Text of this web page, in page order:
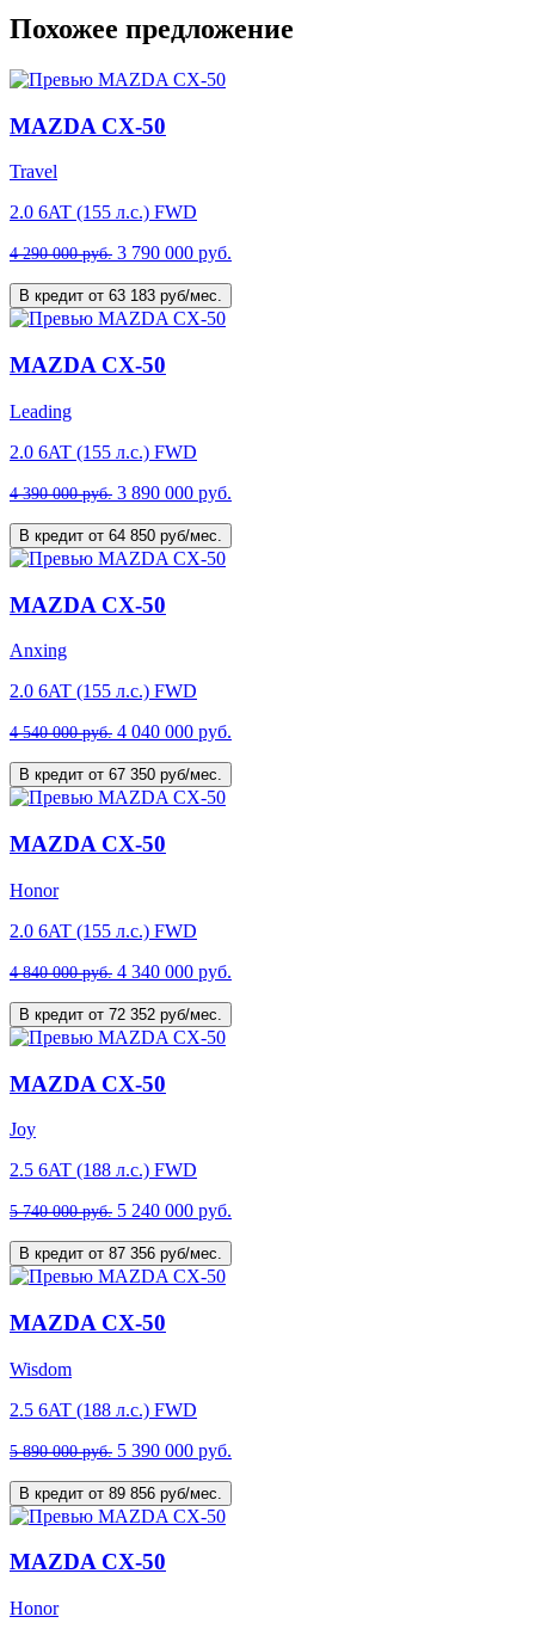
Похожее предложение
MAZDA CX-50
Travel
2.0 6AT (155 л.с.) FWD
4 290 000 руб. 3 790 000 руб.
В кредит от 63 183 руб/мес.
MAZDA CX-50
Leading
2.0 6AT (155 л.с.) FWD
4 390 000 руб. 3 890 000 руб.
В кредит от 64 850 руб/мес.
MAZDA CX-50
Anxing
2.0 6AT (155 л.с.) FWD
4 540 000 руб. 4 040 000 руб.
В кредит от 67 350 руб/мес.
MAZDA CX-50
Honor
2.0 6AT (155 л.с.) FWD
4 840 000 руб. 4 340 000 руб.
В кредит от 72 352 руб/мес.
MAZDA CX-50
Joy
2.5 6AT (188 л.с.) FWD
5 740 000 руб. 5 240 000 руб.
В кредит от 87 356 руб/мес.
MAZDA CX-50
Wisdom
2.5 6AT (188 л.с.) FWD
5 890 000 руб. 5 390 000 руб.
В кредит от 89 856 руб/мес.
MAZDA CX-50
Honor